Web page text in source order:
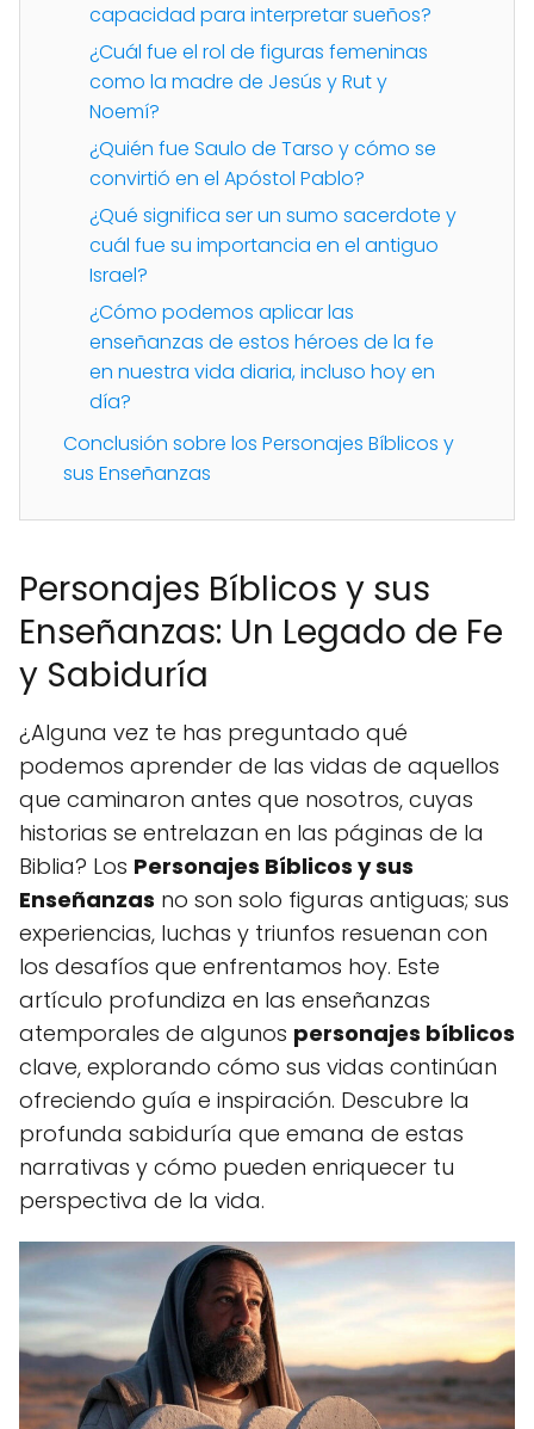
capacidad para interpretar sueños?
¿Cuál fue el rol de figuras femeninas
como la madre de Jesús y Rut y
Noemí?
¿Quién fue Saulo de Tarso y cómo se
convirtió en el Apóstol Pablo?
¿Qué significa ser un sumo sacerdote y
cuál fue su importancia en el antiguo
Israel?
¿Cómo podemos aplicar las
enseñanzas de estos héroes de la fe
en nuestra vida diaria, incluso hoy en
día?
Conclusión sobre los Personajes Bíblicos y
sus Enseñanzas
Personajes Bíblicos y sus
Enseñanzas: Un Legado de Fe
y Sabiduría
¿Alguna vez te has preguntado qué
podemos aprender de las vidas de aquellos
que caminaron antes que nosotros, cuyas
historias se entrelazan en las páginas de la
Biblia? Los Personajes Bíblicos y sus
Enseñanzas no son solo figuras antiguas; sus
experiencias, luchas y triunfos resuenan con
los desafíos que enfrentamos hoy. Este
artículo profundiza en las enseñanzas
atemporales de algunos personajes bíblicos
clave, explorando cómo sus vidas continúan
ofreciendo guía e inspiración. Descubre la
profunda sabiduría que emana de estas
narrativas y cómo pueden enriquecer tu
perspectiva de la vida.